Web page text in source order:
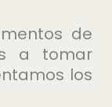
de
a tomar
los